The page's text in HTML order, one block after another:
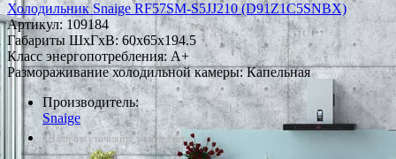
Холодильник Snaige RF57SM-S5JJ210 (D91Z1C5SNBX)
Артикул: 109184
Габариты ШxГxВ: 60x65x194.5
Класс энергопотребления: A+
Размораживание холодильной камеры: Капельная
Производитель:
Snaige
*Наличие уточняйте у менеджера